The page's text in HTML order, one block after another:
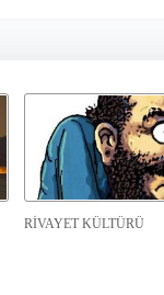
RİVAYET KÜLTÜRÜ